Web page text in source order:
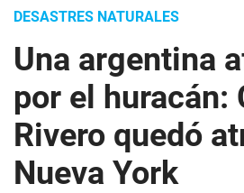
DESASTRES NATURALES
Una argentina
por el huracán:
Rivero quedó
Nueva York